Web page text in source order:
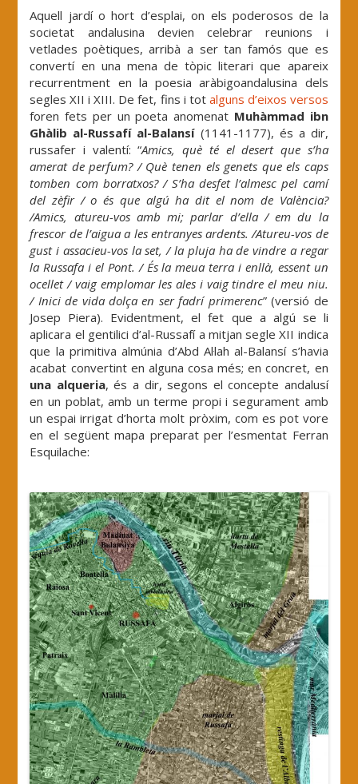
Aquell jardí o hort d’esplai, on els poderosos de la
societat andalusina devien celebrar reunions i
vetlades poètiques, arribà a ser tan famós que es
convertí en una mena de tòpic literari que apareix
recurrentment en la poesia aràbigoandalusina dels
segles XII i XIII. De fet, fins i tot alguns d’eixos versos
foren fets per un poeta anomenat Muhàmmad ibn
Ghàlib al-Russafí al-Balansí (1141-1177), és a dir,
russafer i valentí: “Amics, què té el desert que s’ha
amerat de perfum? / Què tenen els genets que els caps
tomben com borratxos? / S’ha desfet l’almesc pel camí
del zèfir / o és que algú ha dit el nom de València?
/Amics, atureu-vos amb mi; parlar d’ella / em du la
frescor de l’aigua a les entranyes ardents. /Atureu-vos de
gust i assacieu-vos la set, / la pluja ha de vindre a regar
la Russafa i el Pont. / És la meua terra i enllà, essent un
ocellet / vaig emplomar les ales i vaig tindre el meu niu.
/ Inici de vida dolça en ser fadrí primerenc” (versió de
Josep Piera). Evidentment, el fet que a algú se li
aplicara el gentilici d’al-Russafí a mitjan segle XII indica
que la primitiva almúnia d’Abd Al·lah al-Balansí s’havia
acabat convertint en alguna cosa més; en concret, en
una alqueria, és a dir, segons el concepte andalusí
en un poblat, amb un terme propi i segurament amb
un espai irrigat d’horta molt pròxim, com es pot vore
en el següent mapa preparat per l’esmentat Ferran
Esquilache: